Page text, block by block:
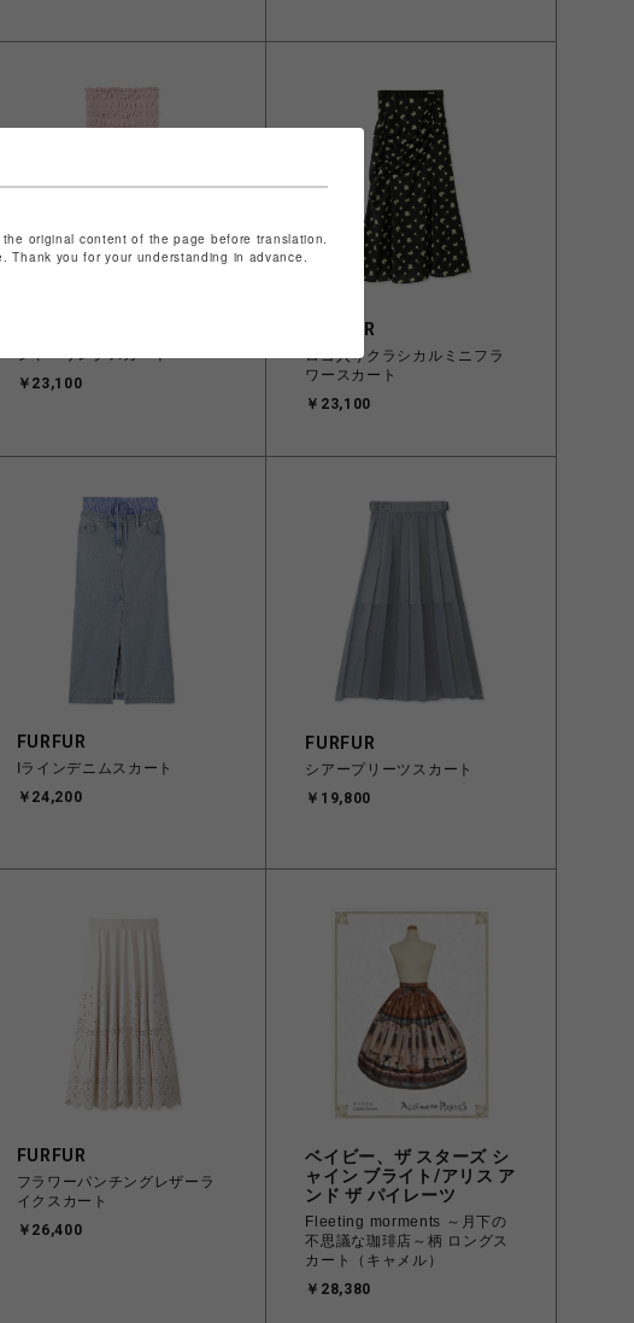
￥23,100
FURFUR
ロゴ入りクラシカルミニフラ
ワースカート
￥23,100
FURFUR
Iラインデニムスカート
￥24,200
FURFUR
シアープリーツスカート
￥19,800
FURFUR
フラワーパンチングレザーラ
イクスカート
￥26,400
ベイビー、ザ スターズ シ
ャイン ブライト/アリス ア
ンド ザ パイレーツ
Fleeting morments ～月下の
不思議な珈琲店～柄 ロングス
カート（キャメル）
￥28,380
original content of the page before translation.
you for your understanding in advance.